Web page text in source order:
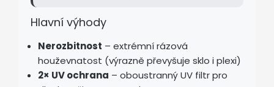
Hlavní výhody
Nerozbitnost – extrémní rázová
houževnatost (výrazně převyšuje sklo i plexi)
2× UV ochrana – oboustranný UV filtr pro